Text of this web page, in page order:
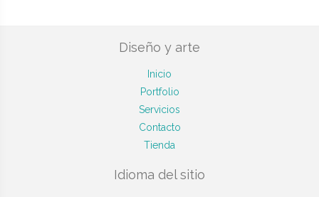
Diseño y arte
Inicio
Portfolio
Servicios
Contacto
Tienda
Idioma del sitio